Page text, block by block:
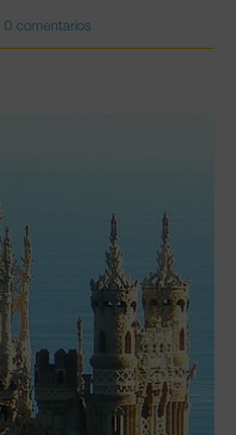
0 comentarios